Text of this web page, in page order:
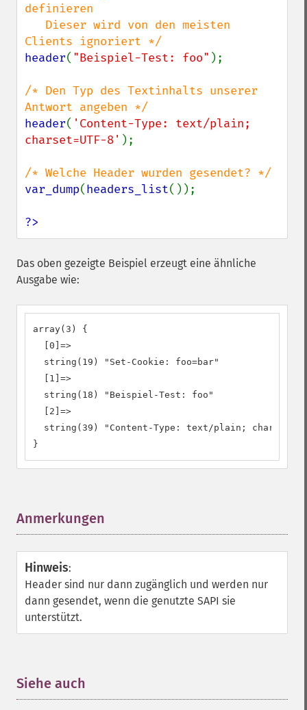
definieren
header( "Beispiel-Test: foo" );
/* Den Typ des Textinhalts unserer
header( 'Content-Type: text/plain;
charset=UTF-8' );
var_dump(headers_list());
?>
Das oben gezeigte Beispiel erzeugt eine ähnliche
Ausgabe wie:
array(3) {
  [0]=>
  string(19) "Set-Cookie: foo=bar"
  [1]=>
  string(18) "Beispiel-Test: foo"
  [2]=>
string(39) "Content-Type: text/plain;
}
Anmerkungen
Hinweis:
Header sind nur dann zugänglich und werden nur
dann gesendet, wenn die genutzte SAPI sie
unterstützt.
Siehe auch